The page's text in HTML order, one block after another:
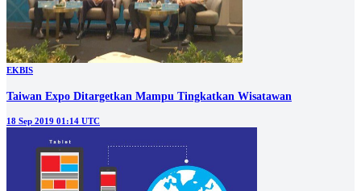
EKBIS
Taiwan Expo Ditargetkan Mampu Tingkatkan Wisatawan
18 Sep 2019 01:14 UTC